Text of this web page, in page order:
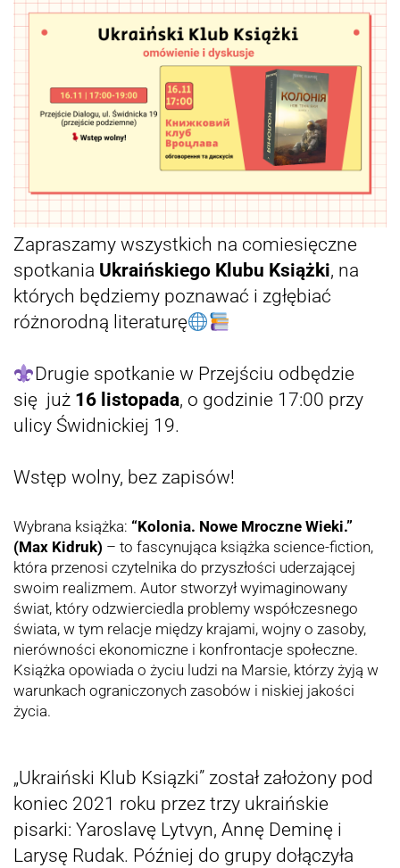
Zapraszamy wszystkich na comiesięczne
spotkania Ukraińskiego Klubu Książki, na
których będziemy poznawać i zgłębiać
różnorodną literaturę
Drugie spotkanie w Przejściu odbędzie
się już 16 listopada, o godzinie 17:00 przy
ulicy Świdnickiej 19.
Wstęp wolny, bez zapisów!
Wybrana książka: “Kolonia. Nowe Mroczne Wieki.”
(Max Kidruk) – to fascynująca książka science-fiction,
która przenosi czytelnika do przyszłości uderzającej
swoim realizmem. Autor stworzył wyimaginowany
świat, który odzwierciedla problemy współczesnego
świata, w tym relacje między krajami, wojny o zasoby,
nierówności ekonomiczne i konfrontacje społeczne.
Książka opowiada o życiu ludzi na Marsie, którzy żyją w
warunkach ograniczonych zasobów i niskiej jakości
życia.
„Ukraiński Klub Ksiązki” został założony pod
koniec 2021 roku przez trzy ukraińskie
pisarki: Yaroslavę Lytvyn, Annę Deminę i
Larysę Rudak. Później do grupy dołączyła